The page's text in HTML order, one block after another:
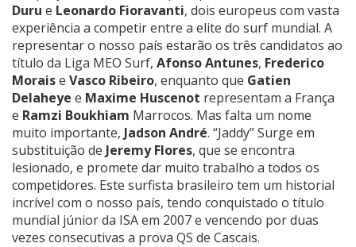
Duru e Leonardo Fioravanti, dois europeus com vasta
experiência a competir entre a elite do surf mundial. A
representar o nosso país estarão os três candidatos ao
título da Liga MEO Surf, Afonso Antunes, Frederico
Moraise Vasco Ribeiro, enquanto que Gatien
Delaheye e Maxime Huscenot representam a França
e Ramzi Boukhiam Marrocos. Mas falta um nome
muito importante, Jadson André. “Jaddy” Surge em
substituição de Jeremy Flores, que se encontra
lesionado, e promete dar muito trabalho a todos os
competidores. Este surfista brasileiro tem um historial
incrível com o nosso país, tendo conquistado o título
mundial júnior da ISA em 2007 e vencendo por duas
vezes consecutivas a prova QS de Cascais.